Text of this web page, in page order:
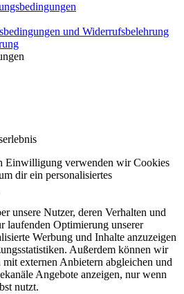
und Widerrufsbelehrung
Einwilligung verwenden wir Cookies
dir ein personalisiertes
unsere Nutzer, deren Verhalten und
laufenden Optimierung unserer
Werbung und Inhalte anzuzeigen
Außerdem können wir
externen Anbietern abgleichen und
Angebote anzeigen, nur wenn
nutzt.